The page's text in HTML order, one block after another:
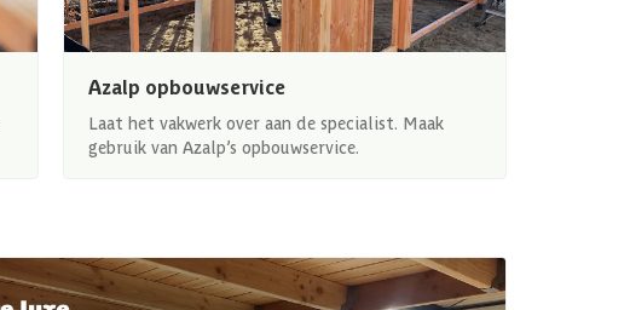
Azalp opbouwservice
Laat het vakwerk over aan de specialist. Maak
gebruik van Azalp’s opbouwservice.